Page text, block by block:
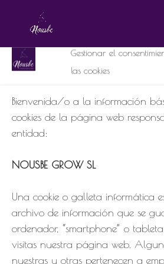
Gestionar el
las cookies
Bienvenida/o a la información
cookies de la página web
entidad:
NOUSBE GROW SL
Una cookie o galleta informática
archivo de información que se
ordenador, “smartphone” o
visitas nuestra página web.
nuestras y otras pertenecen a
por webmaster NosuBe Sep 11, 2023
Nombre*